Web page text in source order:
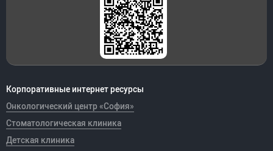
Корпоративные интернет ресурсы
Онкологический центр «София»
Стоматологическая клиника
Детская клиника